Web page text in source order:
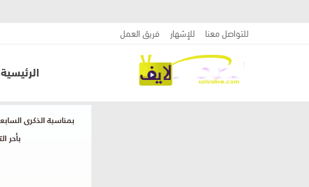
للتواصل معنا للإشهار فريق العمل
الرئيسية